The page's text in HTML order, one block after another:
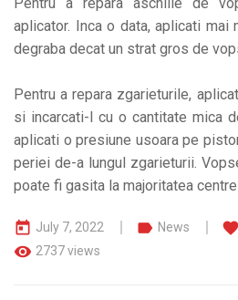
aplicator. Inca o data, aplicati mai
degraba decat un strat gros de
Pentru a repara zgarieturile,
si incarcati-l cu o cantitate mica
aplicati o presiune usoara pe
periei de-a lungul zgarieturii.
poate fi gasita la majoritatea
today July 7, 2022 label News favorite
remove_red_eye 2737 views